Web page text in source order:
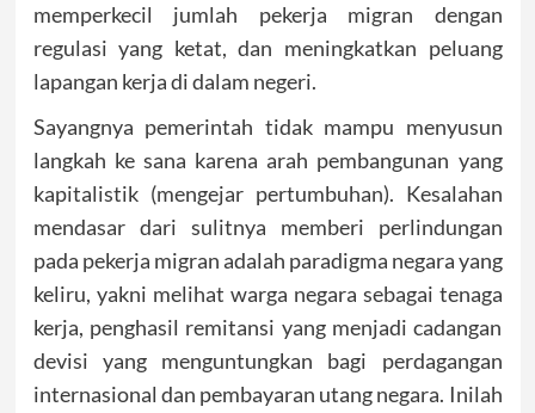
memperkecil jumlah pekerja migran dengan
regulasi yang ketat, dan meningkatkan peluang
lapangan kerja di dalam negeri.
Sayangnya pemerintah tidak mampu menyusun
langkah ke sana karena arah pembangunan yang
kapitalistik (mengejar pertumbuhan). Kesalahan
mendasar dari sulitnya memberi perlindungan
pada pekerja migran adalah paradigma negara yang
keliru, yakni melihat warga negara sebagai tenaga
kerja, penghasil remitansi yang menjadi cadangan
devisi yang menguntungkan bagi perdagangan
internasional dan pembayaran utang negara. Inilah